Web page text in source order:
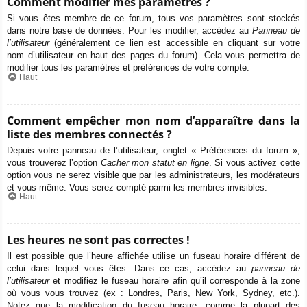
Si vous êtes membre de ce forum, tous vos paramètres sont stockés
dans notre base de données. Pour les modifier, accédez au Panneau de
l’utilisateur(généralement ce lien est accessible en cliquant sur votre
nom d’utilisateur en haut des pages du forum). Cela vous permettra de
modifier tous les paramètres et préférences de votre compte.
Haut
Comment empêcher mon nom d’apparaître dans la
liste des membres connectés ?
Depuis votre panneau de l’utilisateur, onglet « Préférences du forum »,
vous trouverez l’option Cacher mon statut en ligne. Si vous activez cette
option vous ne serez visible que par les administrateurs, les modérateurs
et vous-même. Vous serez compté parmi les membres invisibles.
Haut
Les heures ne sont pas correctes !
Il est possible que l’heure affichée utilise un fuseau horaire différent de
celui dans lequel vous êtes. Dans ce cas, accédez aupanneau de
l’utilisateuret modifiez le fuseau horaire afin qu’il corresponde à la zone
où vous vous trouvez (ex : Londres, Paris, New York, Sydney, etc.).